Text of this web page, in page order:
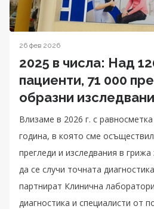
26 фев 2026
2025 в числа: Над
пациенти, 71 000
образни
Влизаме в 2026 г. с
година, в която сме
прегледи и изследвания в
да се случи точната
партнират Клинична
диагностика и специалисти от